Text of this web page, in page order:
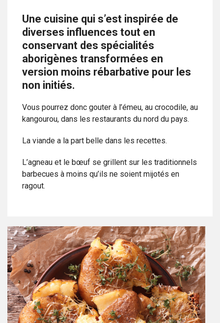
Une cuisine qui s’est inspirée de
diverses influences tout en
conservant des spécialités
aborigènes transformées en
version moins rébarbative pour les
non initiés.
Vous pourrez donc gouter à l’émeu, au crocodile, au
kangourou, dans les restaurants du nord du pays.
La viande a la part belle dans les recettes.
L’agneau et le bœuf se grillent sur les traditionnels
barbecues à moins qu’ils ne soient mijotés en
ragout.